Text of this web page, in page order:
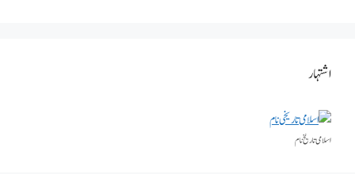
اشتہار
اسلامی تاریخٰ نام